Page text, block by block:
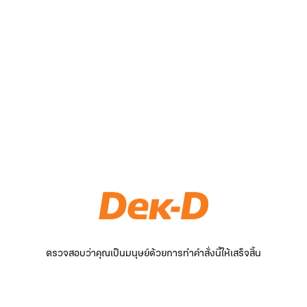
ตรวจสอบว่าคุณเป็นมนุษย์ด้วยการทำคำสั่งนี้ให้เสร็จสิ้น